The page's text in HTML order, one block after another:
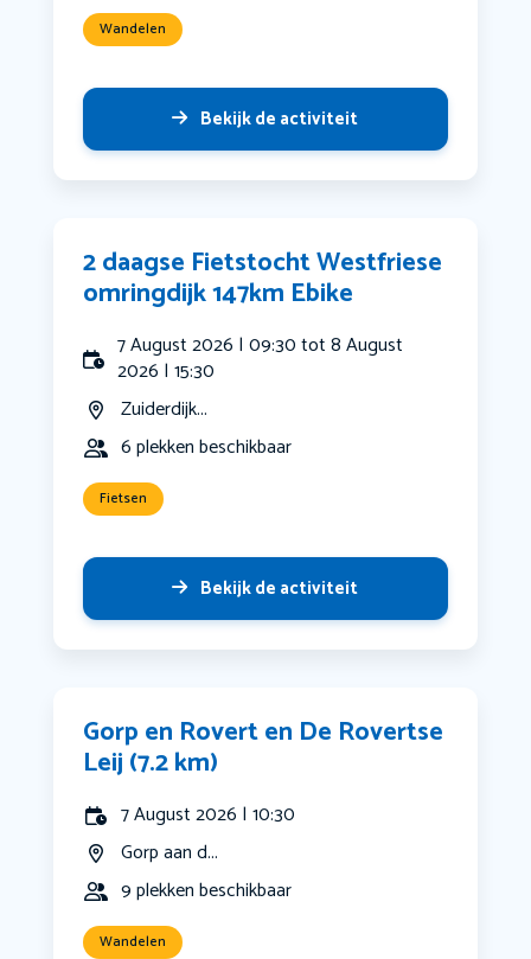
Wandelen
Bekijk de activiteit
2 daagse Fietstocht Westfriese
omringdijk 147km Ebike
7 August 2026 | 09:30 tot 8 August
2026 | 15:30
Zuiderdijk...
6 plekken beschikbaar
Fietsen
Bekijk de activiteit
Gorp en Rovert en De Rovertse
Leij (7.2 km)
7 August 2026 | 10:30
Gorp aan d...
9 plekken beschikbaar
Wandelen